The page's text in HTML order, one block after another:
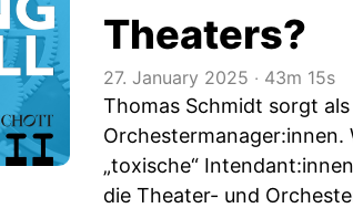
Theaters?
27. January 2025 ‧ 43m 15s
Thomas Schmidt sorgt
„toxische“
die Theater- und